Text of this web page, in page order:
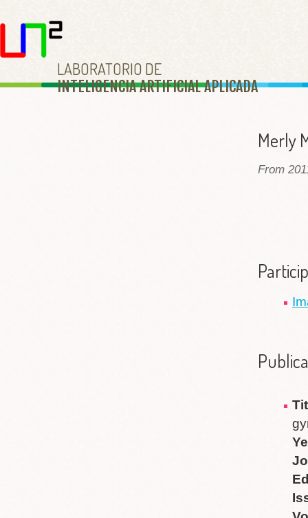
LABORATORIO DE
INTELIGENCIA ARTIFICIAL APLICADA
Merly
From